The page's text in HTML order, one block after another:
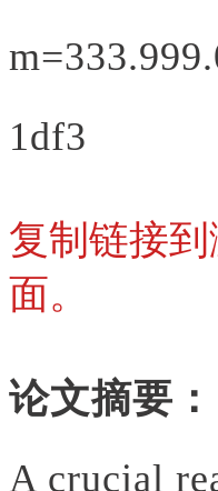
1df3
复制链接
面。
论文摘要：
A crucial